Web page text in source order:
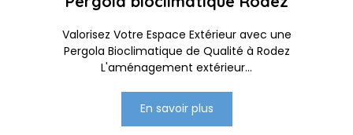
Valorisez Votre Espace Extérieur avec une
Pergola Bioclimatique de Qualité à Rodez
L'aménagement extérieur...
En savoir plus